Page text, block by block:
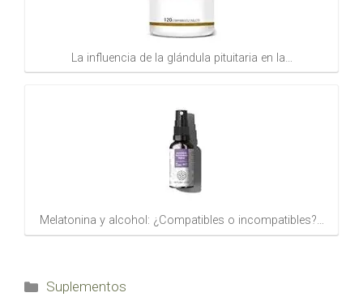
La influencia de la glándula pituitaria en la…
Melatonina y alcohol: ¿Compatibles o incompatibles?…
Categorías
Suplementos